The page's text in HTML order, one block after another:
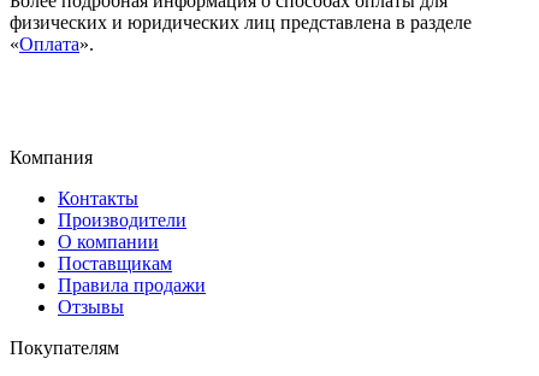
физических и юридических лиц представлена в разделе
«Оплата».
Компания
Контакты
Производители
О компании
Поставщикам
Правила продажи
Отзывы
Покупателям